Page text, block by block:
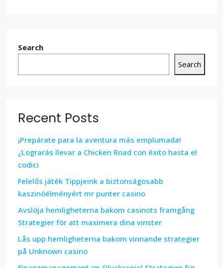
Search
Search
Recent Posts
¡Prepárate para la aventura más emplumada!
¿Lograrás llevar a Chicken Road con éxito hasta el
codici
Felelős játék Tippjeink a biztonságosabb
kaszinóélményért mr punter casino
Avslöja hemligheterna bakom casinots framgång
Strategier för att maximera dina vinster
Lås upp hemligheterna bakom vinnande strategier
på Unknown casino